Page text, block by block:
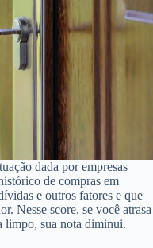
dada por empresas
de compras em
e outros fatores e que
Nesse score, se você atrasa
limpo, sua nota diminui.